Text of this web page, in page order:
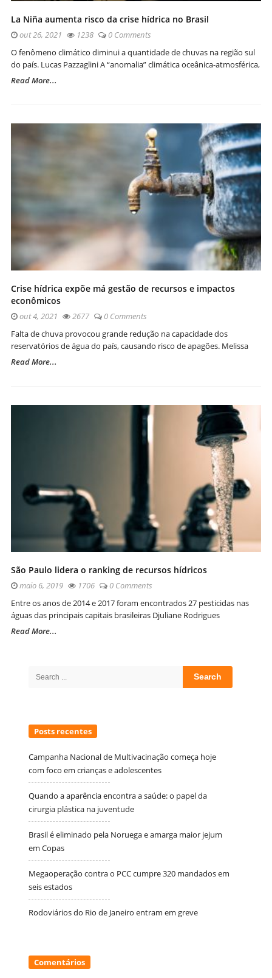
La Niña aumenta risco da crise hídrica no Brasil
out 26, 2021 1238
0 Comments
O fenômeno climático diminui a quantidade de chuvas na região sul
do país. Lucas Pazzaglini A “anomalia” climática oceânica-atmosférica,
Read More...
Crise hídrica expõe má gestão de recursos e impactos
econômicos
out 4, 2021 2677
0 Comments
Falta de chuva provocou grande redução na capacidade dos
reservatórios de água do país, causando risco de apagões. Melissa
Read More...
São Paulo lidera o ranking de recursos hídricos
maio 6, 2019 1706
0 Comments
Entre os anos de 2014 e 2017 foram encontrados 27 pesticidas nas
águas das principais capitais brasileiras Djuliane Rodrigues
Read More...
Search
Posts recentes
Campanha Nacional de Multivacinação começa hoje
com foco em crianças e adolescentes
Quando a aparência encontra a saúde: o papel da
cirurgia plástica na juventude
Brasil é eliminado pela Noruega e amarga maior jejum
em Copas
Megaoperação contra o PCC cumpre 320 mandados em
seis estados
Rodoviários do Rio de Janeiro entram em greve
Comentários